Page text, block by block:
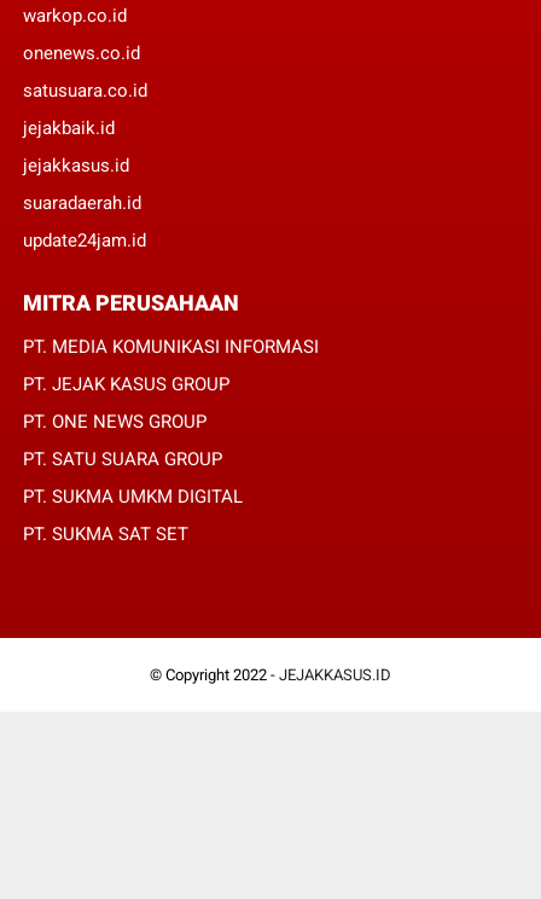
warkop.co.id
onenews.co.id
satusuara.co.id
jejakbaik.id
jejakkasus.id
suaradaerah.id
update24jam.id
MITRA PERUSAHAAN
PT. MEDIA KOMUNIKASI INFORMASI
PT. JEJAK KASUS GROUP
PT. ONE NEWS GROUP
PT. SATU SUARA GROUP
PT. SUKMA UMKM DIGITAL
PT. SUKMA SAT SET
© Copyright 2022 - JEJAKKASUS.ID